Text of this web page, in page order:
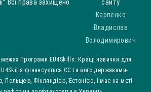
Всі права захищено
сайту
Карпенко
Владислав
Володимирович
Програми EU4Skills: Кращі навички для
фінансується ЄС та його державами-
Польщею, Фінляндією, Естонією, і має на меті